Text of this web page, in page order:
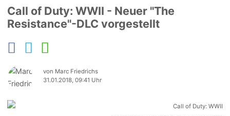
Call of Duty: WWII - Neuer "The
Resistance"-DLC vorgestellt
von Marc Friedrichs
31.01.2018, 09:41 Uhr